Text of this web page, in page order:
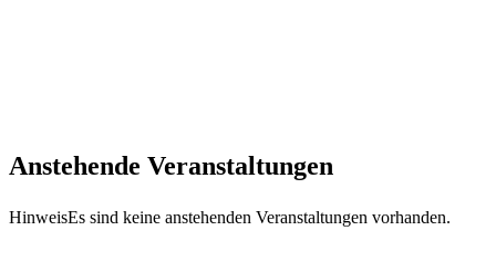
Anstehende Veranstaltungen
HinweisEs sind keine anstehenden Veranstaltungen vorhanden.